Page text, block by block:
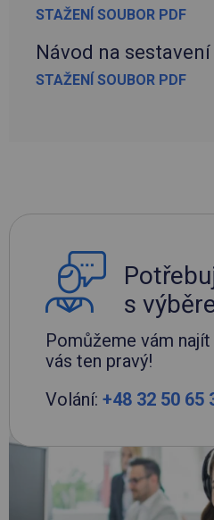
STAŽENÍ SOUBOR PDF
Návod na
STAŽENÍ SOUBOR PDF
s
Pomůžeme vám
vás ten pravý!
Volání: +48 32 50 65